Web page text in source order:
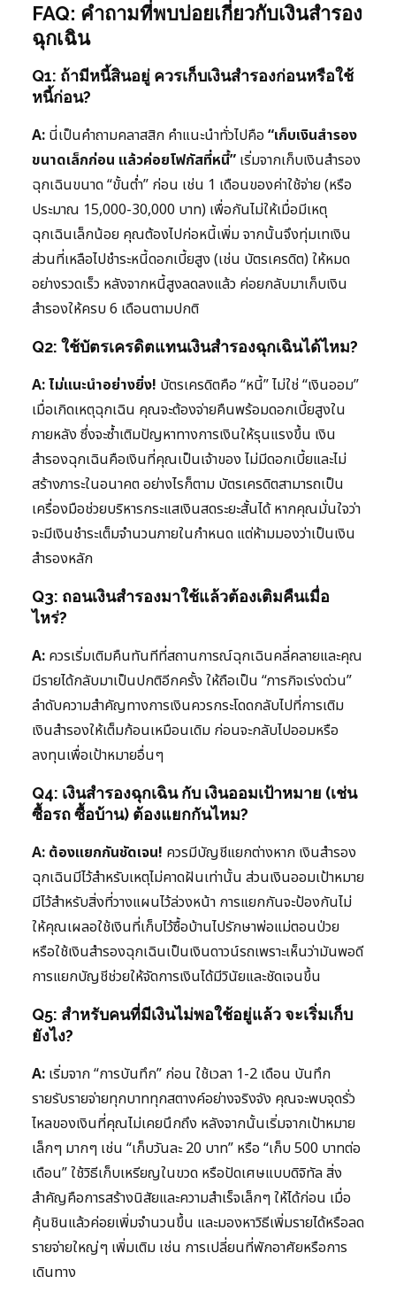
FAQ: คำถามที่พบบ่อยเกี่ยวกับเงินสำรอง
ฉุกเฉิน
Q1: ถ้ามีหนี้สินอยู่ ควรเก็บเงินสำรองก่อนหรือใช้
หนี้ก่อน?
A: นี่เป็นคำถามคลาสสิก คำแนะนำทั่วไปคือ “เก็บเงินสำรอง
ขนาดเล็กก่อน แล้วค่อยโฟกัสที่หนี้” เริ่มจากเก็บเงินสำรอง
ฉุกเฉินขนาด “ขั้นต่ำ” ก่อน เช่น 1 เดือนของค่าใช้จ่าย (หรือ
ประมาณ 15,000-30,000 บาท) เพื่อกันไม่ให้เมื่อมีเหตุ
ฉุกเฉินเล็กน้อย คุณต้องไปก่อหนี้เพิ่ม จากนั้นจึงทุ่มเทเงิน
ส่วนที่เหลือไปชำระหนี้ดอกเบี้ยสูง (เช่น บัตรเครดิต) ให้หมด
อย่างรวดเร็ว หลังจากหนี้สูงลดลงแล้ว ค่อยกลับมาเก็บเงิน
สำรองให้ครบ 6 เดือนตามปกติ
Q2: ใช้บัตรเครดิตแทนเงินสำรองฉุกเฉินได้ไหม?
A: ไม่แนะนำอย่างยิ่ง! บัตรเครดิตคือ “หนี้” ไม่ใช่ “เงินออม”
เมื่อเกิดเหตุฉุกเฉิน คุณจะต้องจ่ายคืนพร้อมดอกเบี้ยสูงใน
ภายหลัง ซึ่งจะซ้ำเติมปัญหาทางการเงินให้รุนแรงขึ้น เงิน
สำรองฉุกเฉินคือเงินที่คุณเป็นเจ้าของ ไม่มีดอกเบี้ยและไม่
สร้างภาระในอนาคต อย่างไรก็ตาม บัตรเครดิตสามารถเป็น
เครื่องมือช่วยบริหารกระแสเงินสดระยะสั้นได้ หากคุณมั่นใจว่า
จะมีเงินชำระเต็มจำนวนภายในกำหนด แต่ห้ามมองว่าเป็นเงิน
สำรองหลัก
Q3: ถอนเงินสำรองมาใช้แล้วต้องเติมคืนเมื่อ
ไหร่?
A: ควรเริ่มเติมคืนทันทีที่สถานการณ์ฉุกเฉินคลี่คลายและคุณ
มีรายได้กลับมาเป็นปกติอีกครั้ง ให้ถือเป็น “ภารกิจเร่งด่วน”
ลำดับความสำคัญทางการเงินควรกระโดดกลับไปที่การเติม
เงินสำรองให้เต็มก้อนเหมือนเดิม ก่อนจะกลับไปออมหรือ
ลงทุนเพื่อเป้าหมายอื่นๆ
Q4: เงินสำรองฉุกเฉิน กับ เงินออมเป้าหมาย (เช่น
ซื้อรถ ซื้อบ้าน) ต้องแยกกันไหม?
A: ต้องแยกกันชัดเจน! ควรมีบัญชีแยกต่างหาก เงินสำรอง
ฉุกเฉินมีไว้สำหรับเหตุไม่คาดฝันเท่านั้น ส่วนเงินออมเป้าหมาย
มีไว้สำหรับสิ่งที่วางแผนไว้ล่วงหน้า การแยกกันจะป้องกันไม่
ให้คุณเผลอใช้เงินที่เก็บไว้ซื้อบ้านไปรักษาพ่อแม่ตอนป่วย
หรือใช้เงินสำรองฉุกเฉินเป็นเงินดาวน์รถเพราะเห็นว่ามันพอดี
การแยกบัญชีช่วยให้จัดการเงินได้มีวินัยและชัดเจนขึ้น
Q5: สำหรับคนที่มีเงินไม่พอใช้อยู่แล้ว จะเริ่มเก็บ
ยังไง?
A: เริ่มจาก “การบันทึก” ก่อน ใช้เวลา 1-2 เดือน บันทึก
รายรับรายจ่ายทุกบาททุกสตางค์อย่างจริงจัง คุณจะพบจุดรั่ว
ไหลของเงินที่คุณไม่เคยนึกถึง หลังจากนั้นเริ่มจากเป้าหมาย
เล็กๆ มากๆ เช่น “เก็บวันละ 20 บาท” หรือ “เก็บ 500 บาทต่อ
เดือน” ใช้วิธีเก็บเหรียญในขวด หรือปัดเศษแบบดิจิทัล สิ่ง
สำคัญคือการสร้างนิสัยและความสำเร็จเล็กๆ ให้ได้ก่อน เมื่อ
คุ้นชินแล้วค่อยเพิ่มจำนวนขึ้น และมองหาวิธีเพิ่มรายได้หรือลด
รายจ่ายใหญ่ๆ เพิ่มเติม เช่น การเปลี่ยนที่พักอาศัยหรือการ
เดินทาง